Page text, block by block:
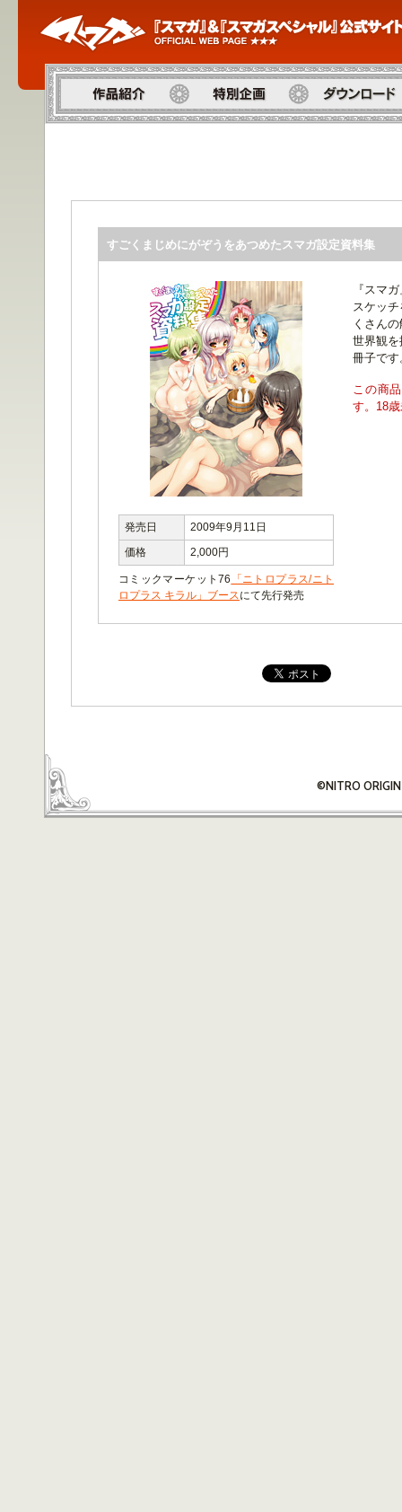
すごくまじめにがぞうをあつめたスマガ設定資料集
発売日
2009年9月11日
価格
2,000円
コミックマーケット76 「ニトロプラス/ニト
ロプラス キラル」ブース にて先行発売
『スマ
スケッ
くさん
世界観
冊子です
この商
す。18
©NITRO ORIGIN